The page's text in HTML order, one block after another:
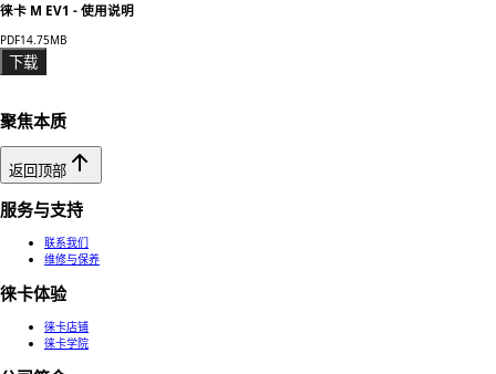
徕卡 M EV1 - 使用说明
PDF14.75MB
下载
聚焦本质
返回顶部
服务与支持
联系我们
维修与保养
徕卡体验
徕卡店铺
徕卡学院